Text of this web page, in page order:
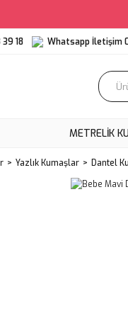
18 Whatsapp İletişim
METRELIK
Yazlık Kumaşlar Dantel